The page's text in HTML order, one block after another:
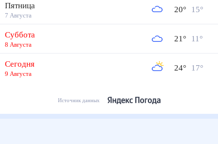
Пятница
7 Августа
20° 15°
Суббота
8 Августа
21° 11°
Сегодня
9 Августа
24° 17°
Источник данных